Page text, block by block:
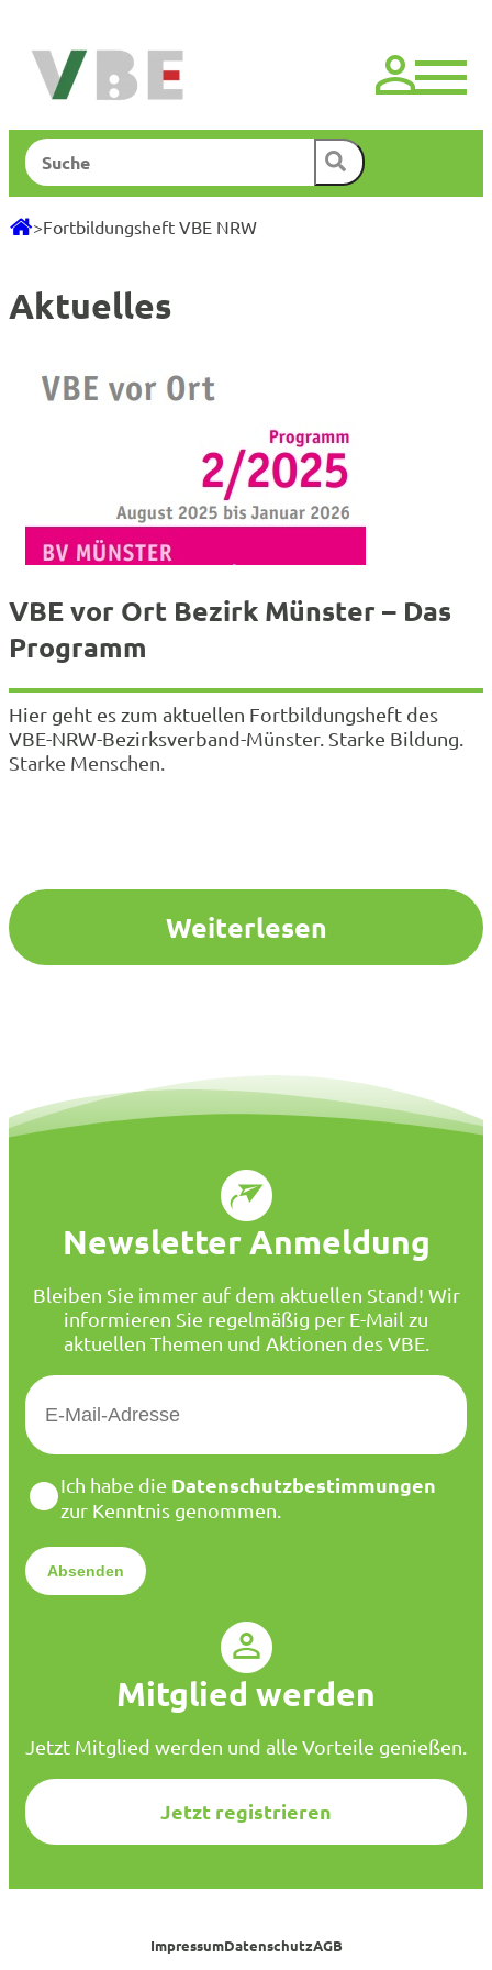
springen
Suchen
>Fortbildungsheft VBE NRW
Aktuelles
VBE vor Ort Bezirk Münster – Das
Programm
Hier geht es zum aktuellen Fortbildungsheft des
VBE-NRW-Bezirksverband-Münster. Starke Bildung.
Starke Menschen.
Weiterlesen
Newsletter Anmeldung
Bleiben Sie immer auf dem aktuellen Stand! Wir
informieren Sie regelmäßig per E-Mail zu
aktuellen Themen und Aktionen des VBE.
E
M
*
D
a
e
n
*
Ich habe die Datenschutzbestimmungen
zur Kenntnis genommen.
Mitglied werden
Jetzt Mitglied werden und alle Vorteile genießen.
Jetzt registrieren
ImpressumDatenschutzAGB